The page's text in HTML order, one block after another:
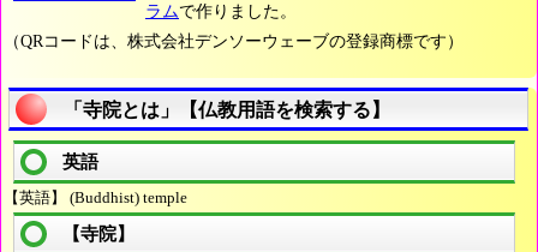
ラムで作りました。
（QRコードは、株式会社デンソーウェーブの登録商標です）
「寺院とは」【仏教用語を検索する】
英語
【英語】 (Buddhist) temple
【寺院】